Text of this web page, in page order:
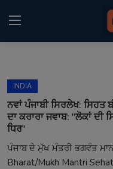
Home
Punjabi Podcast
Kitaab Kahani
INDIA
ਨਵਾਂ ਪੰਜਾਬੀ ਸਿਰਲੇਖ: ਸਿਹਤ
ਦਾ ਕਰਾਰਾ ਜਵਾਬ: "ਲੋਕਾਂ ਦੀ
ਧਿਰ"
ਪੰਜਾਬ ਦੇ ਮੁੱਖ ਮੰਤਰੀ ਭਗਵੰਤ
Bharat/Mukh Mantri